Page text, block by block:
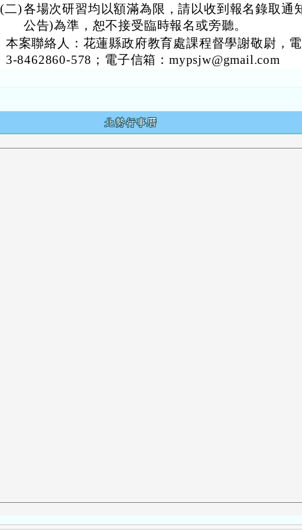
(二)各場次研習均以額滿為限，請以收到報名錄取通
公告)為準，恕不接受臨時報名或旁聽。
本案聯絡人：花蓮縣政府教育處課程督學謝敬尉，電
3-8462860-578；電子信箱：mypsjw@gmail.com
北勢行事曆